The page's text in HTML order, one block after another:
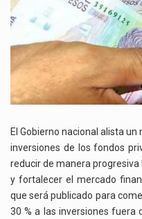
El Gobierno nacional alista
inversiones de los fondos
reducir de manera
y fortalecer el mercado
que será publicado para
30 % a las inversiones fuera